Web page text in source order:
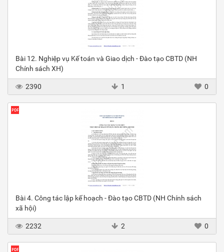
Bài 12. Nghiệp vụ Kế toán và Giao dịch - Đào tạo CBTD (NH
Chính sách XH)
2390 1 0
Bài 4. Công tác lập kế hoạch - Đào tạo CBTD (NH Chính sách
xã hội)
2232 2 0